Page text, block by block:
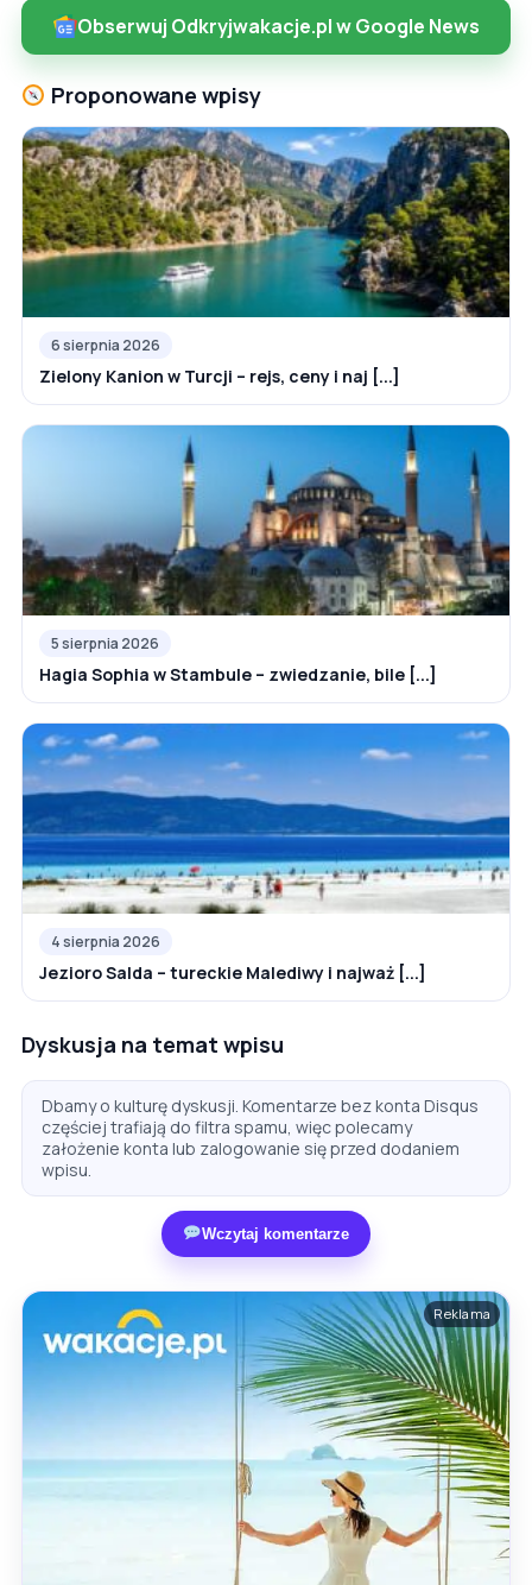
Obserwuj Odkryjwakacje.pl w Google News
Proponowane wpisy
6 sierpnia 2026
Zielony Kanion w Turcji – rejs, ceny i naj [...]
5 sierpnia 2026
Hagia Sophia w Stambule – zwiedzanie, bile [...]
4 sierpnia 2026
Jezioro Salda – tureckie Malediwy i najważ [...]
Dyskusja na temat wpisu
Dbamy o kulturę dyskusji. Komentarze bez konta Disqus
częściej trafiają do filtra spamu, więc polecamy
założenie konta lub zalogowanie się przed dodaniem
wpisu.
Wczytaj komentarze
Reklama